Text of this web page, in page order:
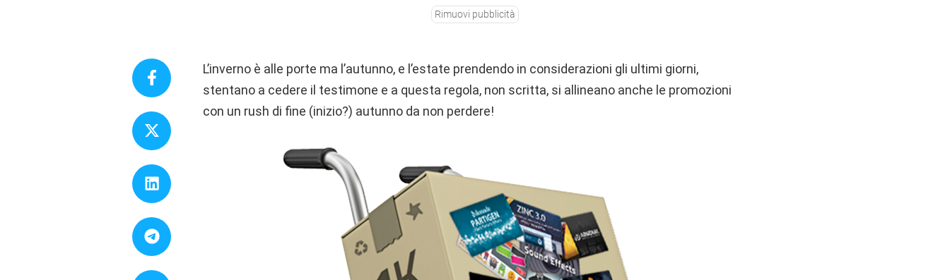
Rimuovi pubblicità
L’inverno è alle porte ma l’autunno, e l’estate prendendo in considerazioni gli ultimi giorni,
stentano a cedere il testimone e a questa regola, non scritta, si allineano anche le promozioni
con un rush di fine (inizio?) autunno da non perdere!